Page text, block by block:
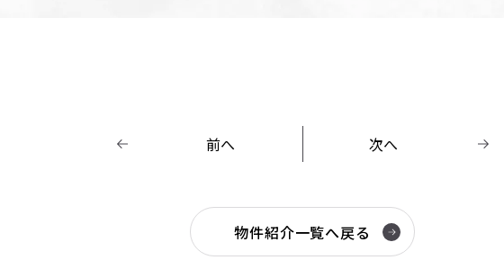
前へ 次へ
物件紹介一覧へ戻る